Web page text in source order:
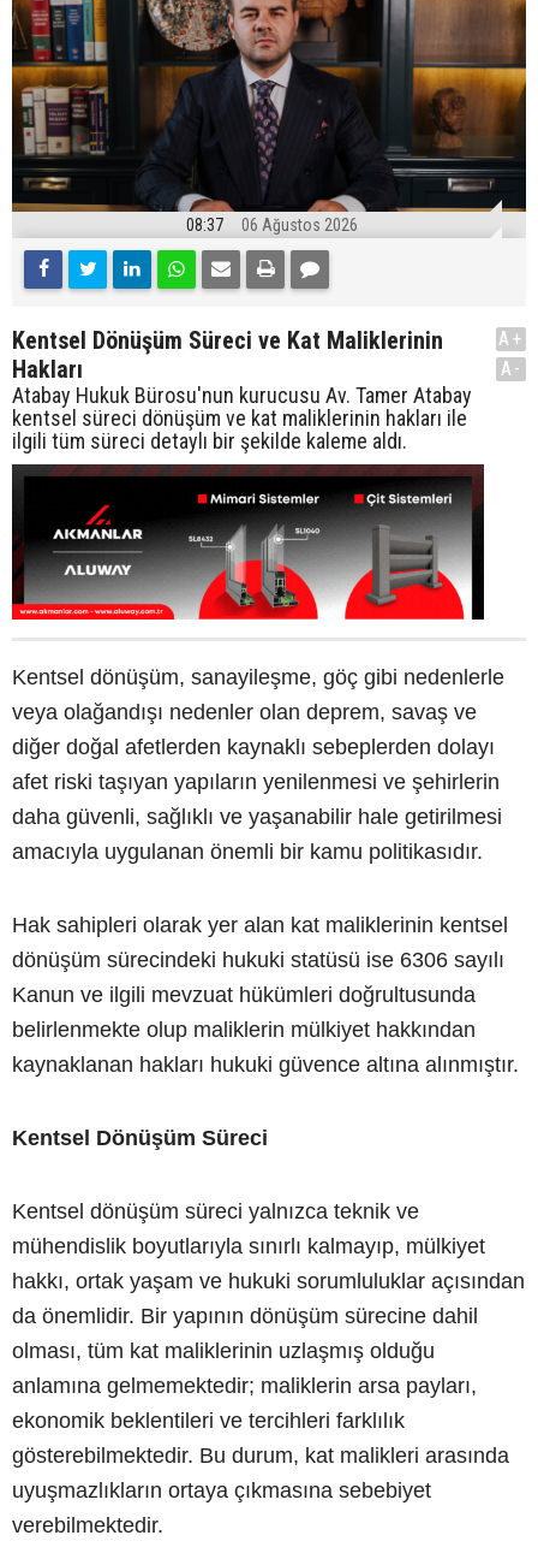
08:37 06 Ağustos 2026
Kentsel Dönüşüm Süreci ve Kat Maliklerinin
Hakları
Atabay Hukuk Bürosu'nun kurucusu Av. Tamer Atabay
kentsel süreci dönüşüm ve kat maliklerinin hakları ile
ilgili tüm süreci detaylı bir şekilde kaleme aldı.
A+
A-
Kentsel dönüşüm, sanayileşme, göç gibi nedenlerle
veya olağandışı nedenler olan deprem, savaş ve
diğer doğal afetlerden kaynaklı sebeplerden dolayı
afet riski taşıyan yapıların yenilenmesi ve şehirlerin
daha güvenli, sağlıklı ve yaşanabilir hale getirilmesi
amacıyla uygulanan önemli bir kamu politikasıdır.
Hak sahipleri olarak yer alan kat maliklerinin kentsel
dönüşüm sürecindeki hukuki statüsü ise 6306 sayılı
Kanun ve ilgili mevzuat hükümleri doğrultusunda
belirlenmekte olup maliklerin mülkiyet hakkından
kaynaklanan hakları hukuki güvence altına alınmıştır.
Kentsel Dönüşüm Süreci
Kentsel dönüşüm süreci yalnızca teknik ve
mühendislik boyutlarıyla sınırlı kalmayıp, mülkiyet
hakkı, ortak yaşam ve hukuki sorumluluklar açısından
da önemlidir. Bir yapının dönüşüm sürecine dahil
olması, tüm kat maliklerinin uzlaşmış olduğu
anlamına gelmemektedir; maliklerin arsa payları,
ekonomik beklentileri ve tercihleri farklılık
gösterebilmektedir. Bu durum, kat malikleri arasında
uyuşmazlıkların ortaya çıkmasına sebebiyet
verebilmektedir.